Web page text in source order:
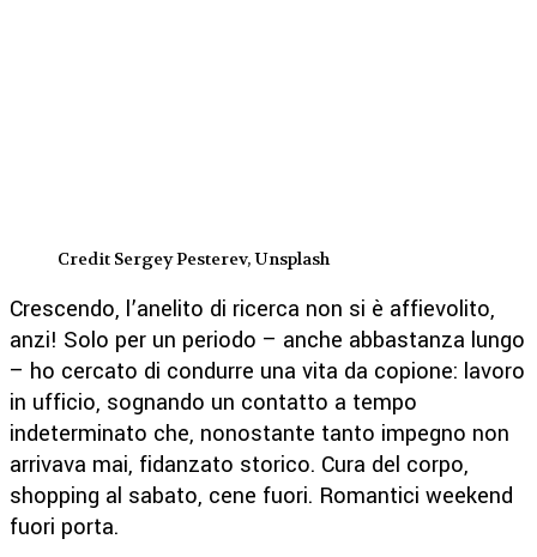
Credit Sergey Pesterev, Unsplash
Crescendo, l’anelito di ricerca non si è affievolito,
anzi! Solo per un periodo – anche abbastanza lungo
– ho cercato di condurre una vita da copione: lavoro
in ufficio, sognando un contatto a tempo
indeterminato che, nonostante tanto impegno non
arrivava mai, fidanzato storico. Cura del corpo,
shopping al sabato, cene fuori. Romantici weekend
fuori porta.